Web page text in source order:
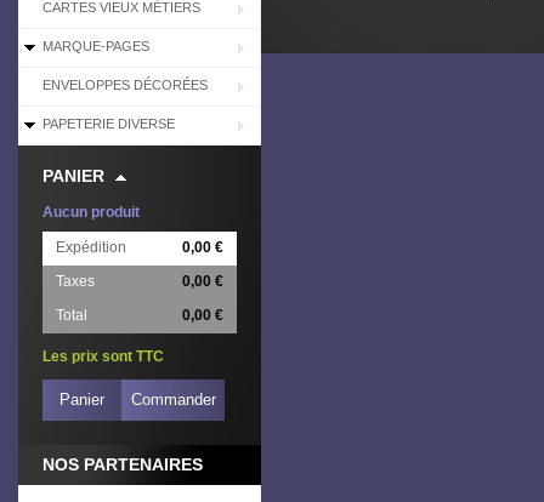
CARTES VIEUX MÉTIERS
MARQUE-PAGES
ENVELOPPES DÉCORÉES
PAPETERIE DIVERSE
PANIER
Aucun produit
Expédition
0,00 €
Taxes
0,00 €
Total
0,00 €
Les prix sont TTC
Panier Commander
NOS PARTENAIRES